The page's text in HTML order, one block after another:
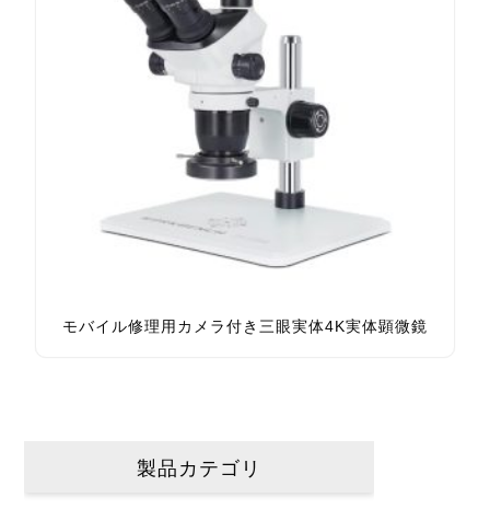
モバイル修理用カメラ付き三眼実体4K実体顕微鏡
製品カテゴリ